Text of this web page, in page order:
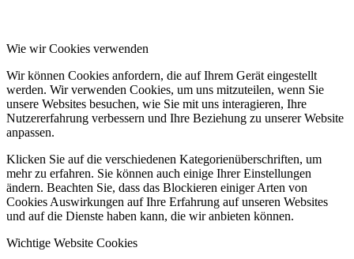
Wie wir Cookies verwenden
Wir können Cookies anfordern, die auf Ihrem Gerät eingestellt
werden. Wir verwenden Cookies, um uns mitzuteilen, wenn Sie
unsere Websites besuchen, wie Sie mit uns interagieren, Ihre
Nutzererfahrung verbessern und Ihre Beziehung zu unserer Website
anpassen.
Klicken Sie auf die verschiedenen Kategorienüberschriften, um
mehr zu erfahren. Sie können auch einige Ihrer Einstellungen
ändern. Beachten Sie, dass das Blockieren einiger Arten von
Cookies Auswirkungen auf Ihre Erfahrung auf unseren Websites
und auf die Dienste haben kann, die wir anbieten können.
Wichtige Website Cookies